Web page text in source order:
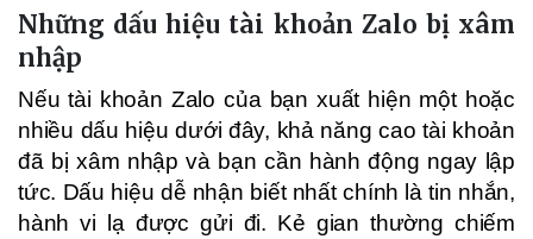
Những dấu hiệu tài khoản Zalo bị xâm
nhập
Nếu tài khoản Zalo của bạn xuất hiện một hoặc
nhiều dấu hiệu dưới đây, khả năng cao tài khoản
đã bị xâm nhập và bạn cần hành động ngay lập
tức. Dấu hiệu dễ nhận biết nhất chính là tin nhắn,
hành vi lạ được gửi đi. Kẻ gian thường chiếm